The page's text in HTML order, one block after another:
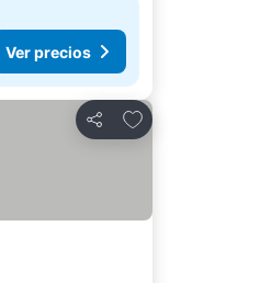
Ver precios
Compartir
Añadir a favoritos